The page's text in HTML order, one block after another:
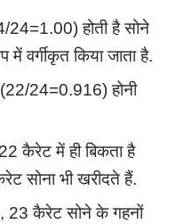
24=1.00) होती है सोने
वर्गीकृत किया जाता है.
24=0.916) होनी
कैरेट में ही बिकता है
सोना भी खरीदते हैं.
23 कैरेट सोने के गहनों